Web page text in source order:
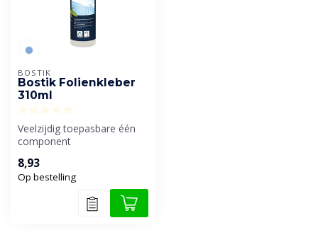
BOSTIK
Bostik Folienkleber
310ml
Veelzijdig toepasbare één
component
goed standvermoge...
8,93
Op bestelling